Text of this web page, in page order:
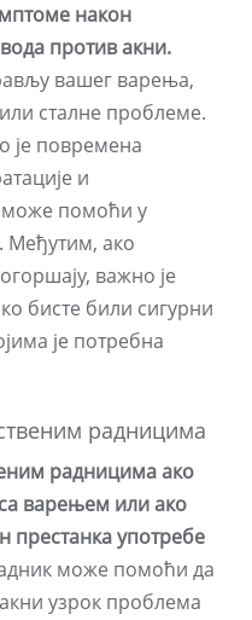
након
против акни.
вашег варења,
сталне проблеме.
је повремена
и
може помоћи у
ако
важно је
бисте били сигурни
је потребна
радницима
радницима ако
варењем или ако
престанка употребе
може помоћи да
узрок проблема